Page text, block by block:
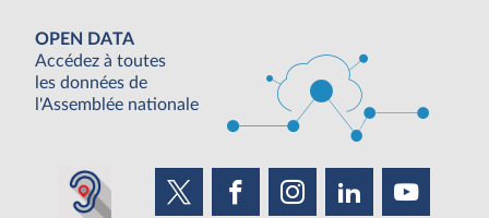
OPEN DATA
Accédez à toutes
les données de
l'Assemblée nationale